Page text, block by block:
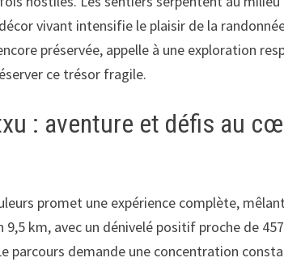
vivant intensifie le plaisir de la
préservée, appelle à une exploration
ce trésor fragile.
: aventure et défis au
promet une expérience complète,
km, avec un dénivelé positif proche de
parcours demande une concentration